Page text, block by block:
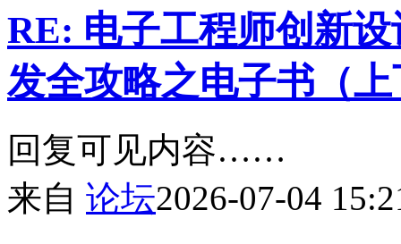
RE: 电子工程师创新
发全攻略之电子书（
回复可见内容……
来自 论坛2026-07-04